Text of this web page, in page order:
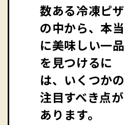
数ある冷凍ピザ
の中から、本当
に美味しい一品
を見つけるに
は、いくつかの
注目すべき点が
あります。